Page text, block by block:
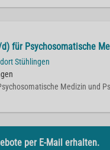
für Psychosomatische
Stühlingen
Medizin und
per E-Mail erhalten.